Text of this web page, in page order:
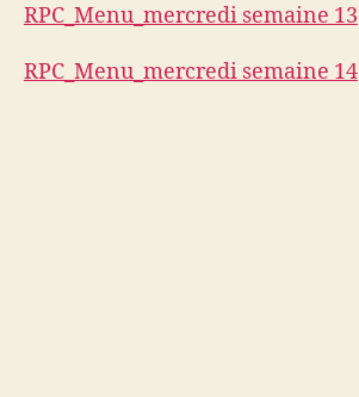
RPC_Menu_mercredi semaine 13
RPC_Menu_mercredi semaine 14